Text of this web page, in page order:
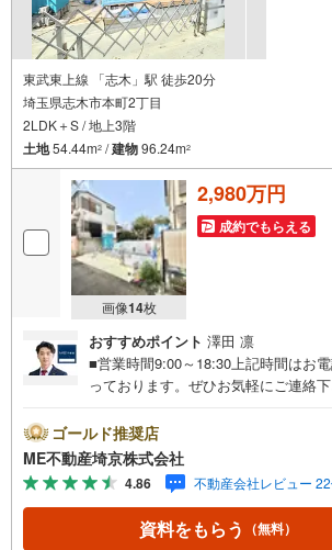
東武東上線 「志木」駅 徒歩20分
埼玉県志木市本町2丁目
2LDK＋S / 地上3階
土地54.44m2 /建物96.24m2
画像14枚
2,980万円
成約でもらえる
おすすめポイント 澤田 凛
■営業時間9:00～18:30上記時間はお
っております。ぜひお気軽にご連絡
ご希望の日時をご記入いただけますと
可能です。■ご来店特典1.ご見学、ご
入でもれなく3、000円のQUOカード
限り後日郵送）2.未公開の物件情報を
入、ご売却、太陽光発電システムご
介でもれなくQUOカード3、000円
ゴールド推奨店
ME不動産埼京株式会社
4.86 不動産会社レビュー
資料をもらう （無料）